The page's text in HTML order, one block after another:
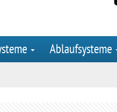
Ablaufsysteme